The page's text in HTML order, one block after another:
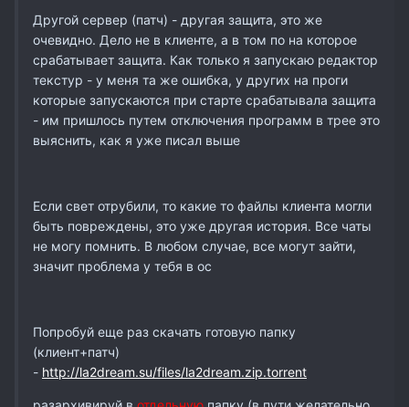
Другой сервер (патч) - другая защита, это же
очевидно. Дело не в клиенте, а в том по на которое
срабатывает защита. Как только я запускаю редактор
текстур - у меня та же ошибка, у других на проги
которые запускаются при старте срабатывала защита
- им пришлось путем отключения программ в трее это
выяснить, как я уже писал выше
Если свет отрубили, то какие то файлы клиента могли
быть повреждены, это уже другая история. Все чаты
не могу помнить. В любом случае, все могут зайти,
значит проблема у тебя в ос
Попробуй еще раз скачать готовую папку
(клиент+патч)
- http://la2dream.su/files/la2dream.zip.torrent